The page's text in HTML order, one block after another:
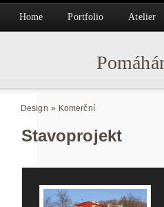
Home Portfolio Atelier
Design » Komerční
Stavoprojekt